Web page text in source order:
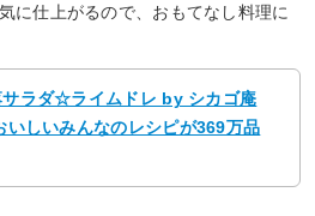
に仕上がるので、おもてなし料理に
サラダ☆ライムドレ by シカゴ庵
いしいみんなのレシピが369万品